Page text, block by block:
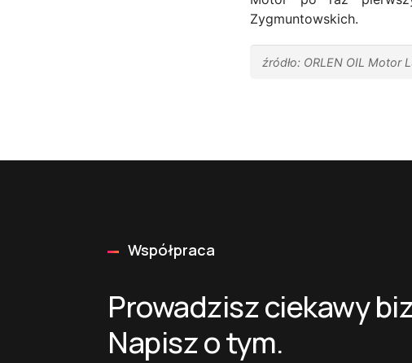
Zygmuntowskich.
źródło: ORLEN OIL Motor
Współpraca
Prowadzisz ciekawy
Napisz o tym.